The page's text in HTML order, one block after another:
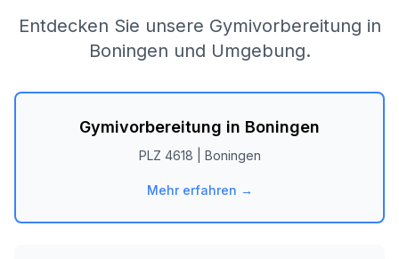
Entdecken Sie unsere Gymivorbereitung in
Boningen und Umgebung.
Gymivorbereitung in Boningen
PLZ 4618 Boningen
Mehr erfahren →